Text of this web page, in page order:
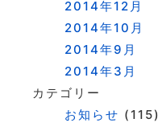
2014年12月
2014年10月
2014年9月
2014年3月
カテゴリー
お知らせ (115)